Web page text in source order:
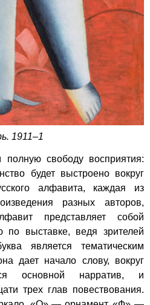
1911–1
полную свободу восприятия:
будет выстроено вокруг
алфавита, каждая из
разных авторов,
представляет собой
по выставке, ведя зрителей
является тематическим
дает начало слову, вокруг
основной нарратив, и
трех глав повествования.